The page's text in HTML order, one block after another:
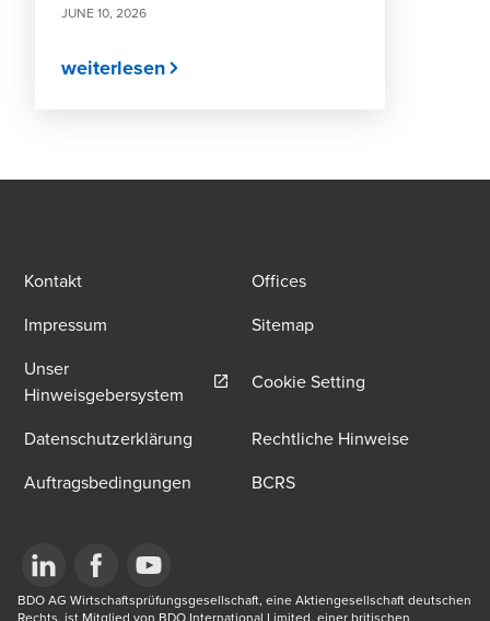
JUNE 10, 2026
weiterlesen
Kontakt
Offices
Impressum
Sitemap
Unser
Hinweisgebersystem Opens in a new window/tab
Cookie Setting
Datenschutzerklärung
Rechtliche Hinweise
Auftragsbedingungen
BCRS
Opens in a new window/tab
Opens in a new window/tab
Opens in a new window/tab
BDO AG Wirtschaftsprüfungsgesellschaft, eine Aktiengesellschaft deutschen
Rechts, ist Mitglied von BDO International Limited, einer britischen